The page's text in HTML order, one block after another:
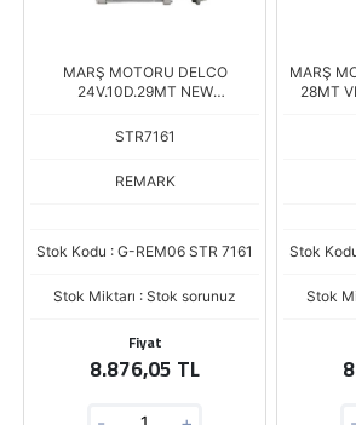
MARŞ MOTORU DELCO
24V.10D.29MT NEW
STR7161
REMARK
Stok Kodu : G-REM06 STR 7161
Stok Miktarı : Stok sorunuz
Fiyat
8.876,05 TL
MARŞ
28MT
Stok
Stok